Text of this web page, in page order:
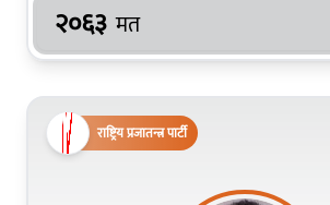
२०६३ मत
राष्ट्रिय प्रजातन्त्र पार्टी